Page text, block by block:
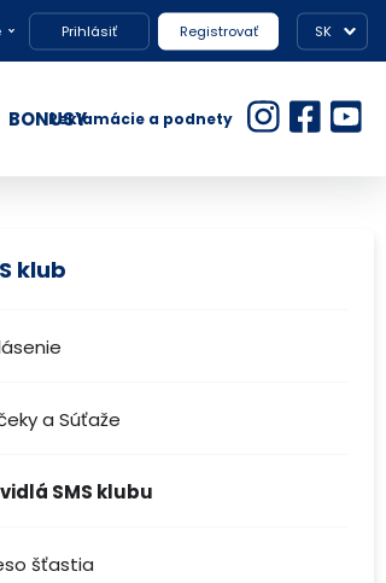
Prihlásiť Registrovať SK
BONUSYReklamácie a podnety
klub
a Súťaže
SMS klubu
šťastia